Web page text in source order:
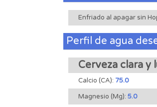
Enfriado al apagar sin
Perfil de agua
Cerveza clara y
Calcio (CA): 75.0
Magnesio (Mg): 5.0